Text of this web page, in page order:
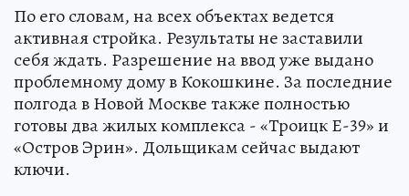
По его словам, на всех объектах ведется
активная стройка. Результаты не заставили
себя ждать. Разрешение на ввод уже выдано
проблемному дому в Кокошкине. За последние
полгода в Новой Москве также полностью
готовы два жилых комплекса - «Троицк Е-39» и
«Остров Эрин». Дольщикам сейчас выдают
ключи.